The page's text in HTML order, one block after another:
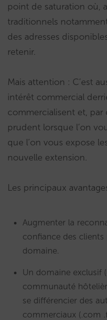
point de saturation où,
traditionnels
des adresses
retenir.
Mais attention : C’est
intérêt commercial
commercialisent et,
prudent lorsque l’on
que l’on vous expose
nouvelle extension.
Les principaux
Augmenter la
confiance des
domaine.
Un domaine exclusif
communauté
se différencier des
commerciaux (.com